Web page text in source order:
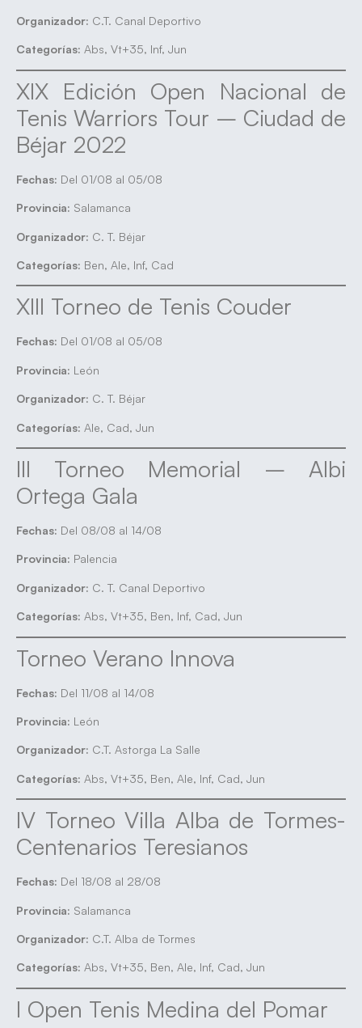
Organizador: C.T. Canal Deportivo
Categorías: Abs, Vt+35, Inf, Jun
XIX Edición Open Nacional de
Tenis Warriors Tour – Ciudad de
Béjar 2022
Fechas: Del 01/08 al 05/08
Provincia: Salamanca
Organizador: C. T. Béjar
Categorías: Ben, Ale, Inf, Cad
XIII Torneo de Tenis Couder
Fechas: Del 01/08 al 05/08
Provincia: León
Organizador: C. T. Béjar
Categorías: Ale, Cad, Jun
III Torneo Memorial – Albi
Ortega Gala
Fechas: Del 08/08 al 14/08
Provincia: Palencia
Organizador: C. T. Canal Deportivo
Categorías: Abs, Vt+35, Ben, Inf, Cad, Jun
Torneo Verano Innova
Fechas: Del 11/08 al 14/08
Provincia: León
Organizador: C.T. Astorga La Salle
Categorías: Abs, Vt+35, Ben, Ale, Inf, Cad, Jun
IV Torneo Villa Alba de Tormes-
Centenarios Teresianos
Fechas: Del 18/08 al 28/08
Provincia: Salamanca
Organizador: C.T. Alba de Tormes
Categorías: Abs, Vt+35, Ben, Ale, Inf, Cad, Jun
I Open Tenis Medina del Pomar